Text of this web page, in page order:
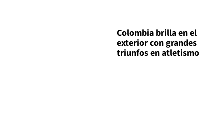
Colombia brilla en el
exterior con grandes
triunfos en atletismo